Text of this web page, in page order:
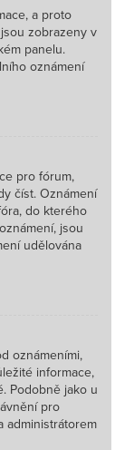
a proto
zobrazeny v
panelu.
oznámení
pro fórum,
číst. Oznámení
do kterého
jsou
udělována
oznámeními,
informace,
Podobně jako u
pro
administrátorem